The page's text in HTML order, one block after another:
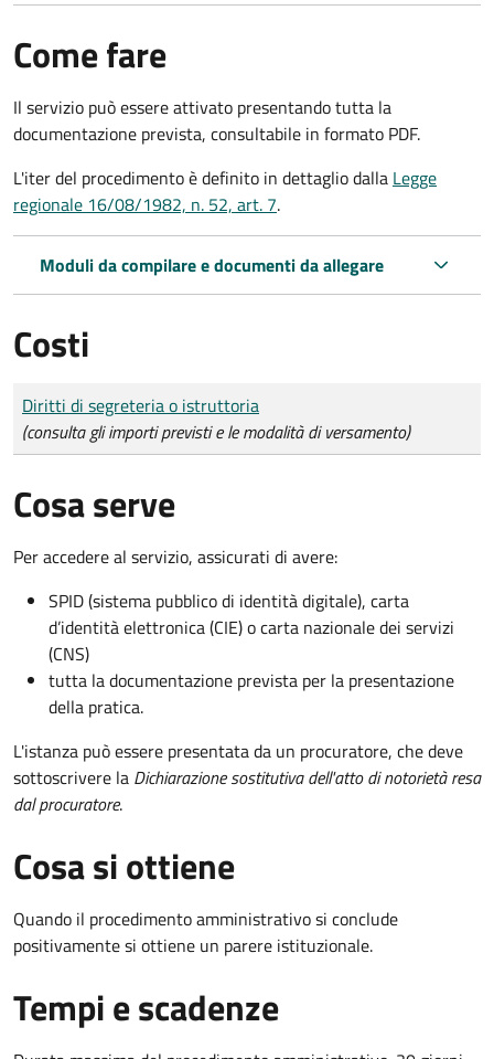
Come fare
Il servizio può essere attivato presentando tutta la
documentazione prevista, consultabile in formato PDF.
L'iter del procedimento è definito in dettaglio dalla Legge
regionale 16/08/1982, n. 52, art. 7.
Moduli da compilare e documenti da allegare
Costi
Tipo di pagamento
Importo
Diritti di segreteria o istruttoria
(consulta gli importi previsti e le modalità di versamento)
Cosa serve
Per accedere al servizio, assicurati di avere:
SPID (sistema pubblico di identità digitale), carta
d’identità elettronica (CIE) o carta nazionale dei servizi
(CNS)
tutta la documentazione prevista per la presentazione
della pratica.
L'istanza può essere presentata da un procuratore, che deve
sottoscrivere la Dichiarazione sostitutiva dell'atto di notorietà resa
dal procuratore.
Cosa si ottiene
Quando il procedimento amministrativo si conclude
positivamente si ottiene un parere istituzionale.
Tempi e scadenze